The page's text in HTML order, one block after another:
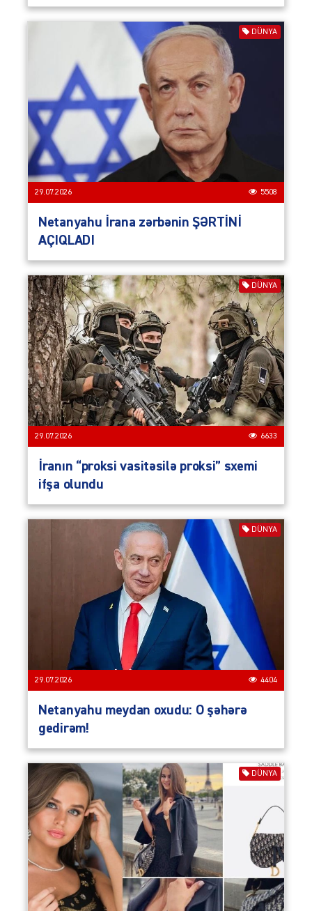
DÜNYA
29.07.2026 5508
Netanyahu İrana zərbənin ŞƏRTİNİ
AÇIQLADI
DÜNYA
29.07.2026 6633
İranın “proksi vasitəsilə proksi” sxemi
ifşa olundu
DÜNYA
29.07.2026 4404
Netanyahu meydan oxudu: O şəhərə
gedirəm!
DÜNYA